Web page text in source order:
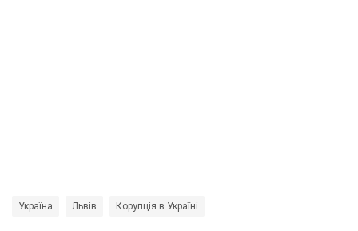
Україна Львів Корупція в Україні